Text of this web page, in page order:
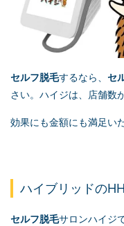
セルフ脱毛するなら、 セ
さい。ハイジは、店舗数
効果にも金額にも満足い
ハイブリッドの
セルフ脱毛サロンハイジ